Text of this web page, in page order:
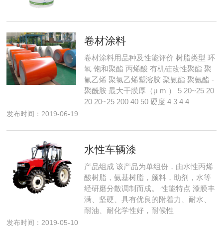
卷材涂料
卷材涂料用品种及性能评价 树脂类型 环
氧 饱和聚酯 丙烯酸 有机硅改性聚酯 聚
氟乙烯 聚氯乙烯塑溶胶 聚氨酯 聚氨酯 -
聚酰胺 最大干膜厚（μ m ） 5 20~25 20
20 20~25 200 40 50 硬度 4 3 4 4
发布时间：2019-06-19
水性车辆漆
产品组成 该产品为单组份，由水性丙烯
酸树脂，氨基树脂，颜料，助剂，水等
经研磨分散调制而成。 性能特点 漆膜丰
满、坚硬、具有优良的附着力、耐水、
耐油、耐化学性好，耐候性
发布时间：2019-05-10